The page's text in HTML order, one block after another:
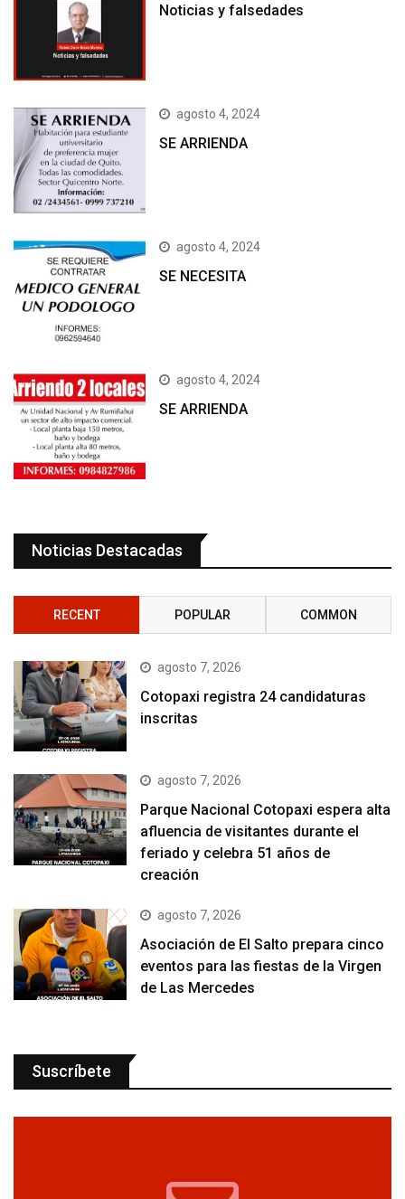
Noticias y falsedades
agosto 4, 2024
SE ARRIENDA
agosto 4, 2024
SE NECESITA
agosto 4, 2024
SE ARRIENDA
Noticias Destacadas
RECENT POPULAR COMMON
agosto 7, 2026
Cotopaxi registra 24 candidaturas
inscritas
agosto 7, 2026
Parque Nacional Cotopaxi espera alta
afluencia de visitantes durante el
feriado y celebra 51 años de
creación
agosto 7, 2026
Asociación de El Salto prepara cinco
eventos para las fiestas de la Virgen
de Las Mercedes
Suscríbete